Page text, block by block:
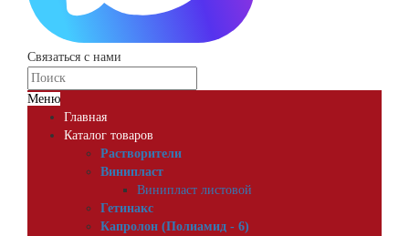
Связаться с нами
Меню
Главная
Каталог товаров
Растворители
Винипласт
Винипласт листовой
Гетинакс
Капролон (Полиамид - 6)